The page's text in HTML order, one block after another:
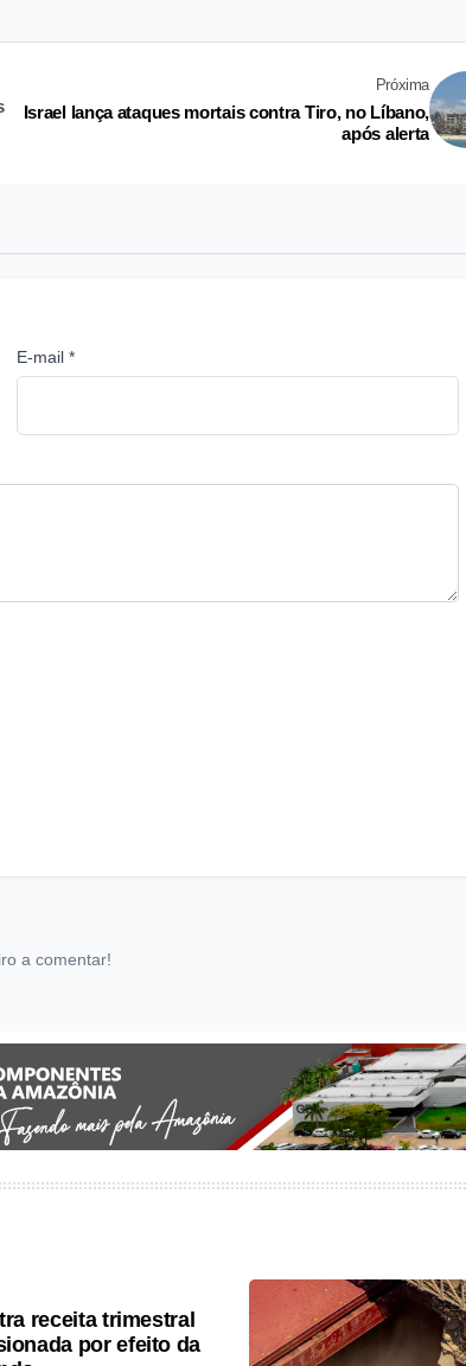
Próxima
Israel lança ataques mortais contra Tiro, no Líbano,
após alerta
E-mail *
a comentar!
receita trimestral
por efeito da